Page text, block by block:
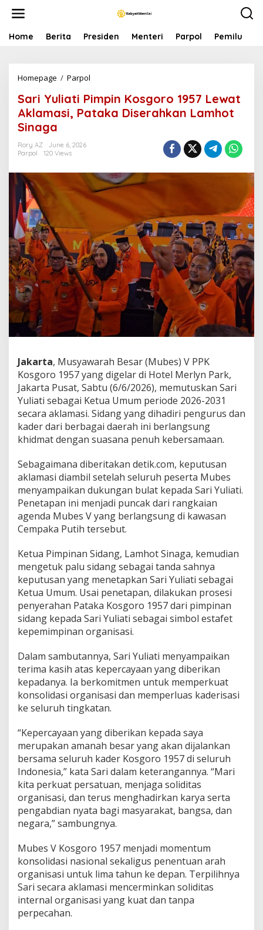
Home Berita Presiden Menteri Parpol Pemilu
Homepage / Parpol
r
i
Y
t
P
i
i
n
K
o
s
g
o
r
o
1
7
L
e
w
a
t
A
k
m
a
s
i
,
P
a
a
k
a
D
i
s
e
r
k
a
n
L
m
o
t
S
i
n
a
g
a
Sari Yuliati Pimpin Kosgoro 1957 Lewat
Aklamasi, Pataka Diserahkan Lamhot
Sinaga
Rory AZ
June 6, 2026
Parpol
120 Views
Jakarta, Musyawarah Besar (Mubes) V PPK
Kosgoro 1957 yang digelar di Hotel Merlyn Park,
Jakarta Pusat, Sabtu (6/6/2026), memutuskan Sari
Yuliati sebagai Ketua Umum periode 2026-2031
secara aklamasi. Sidang yang dihadiri pengurus dan
kader dari berbagai daerah ini berlangsung
khidmat dengan suasana penuh kebersamaan.
Sebagaimana diberitakan detik.com, keputusan
aklamasi diambil setelah seluruh peserta Mubes
menyampaikan dukungan bulat kepada Sari Yuliati.
Penetapan ini menjadi puncak dari rangkaian
agenda Mubes V yang berlangsung di kawasan
Cempaka Putih tersebut.
Ketua Pimpinan Sidang, Lamhot Sinaga, kemudian
mengetuk palu sidang sebagai tanda sahnya
keputusan yang menetapkan Sari Yuliati sebagai
Ketua Umum. Usai penetapan, dilakukan prosesi
penyerahan Pataka Kosgoro 1957 dari pimpinan
sidang kepada Sari Yuliati sebagai simbol estafet
kepemimpinan organisasi.
Dalam sambutannya, Sari Yuliati menyampaikan
terima kasih atas kepercayaan yang diberikan
kepadanya. Ia berkomitmen untuk memperkuat
konsolidasi organisasi dan memperluas kaderisasi
ke seluruh tingkatan.
“Kepercayaan yang diberikan kepada saya
merupakan amanah besar yang akan dijalankan
bersama seluruh kader Kosgoro 1957 di seluruh
Indonesia,” kata Sari dalam keterangannya. “Mari
kita perkuat persatuan, menjaga soliditas
organisasi, dan terus menghadirkan karya serta
pengabdian nyata bagi masyarakat, bangsa, dan
negara,” sambungnya.
Mubes V Kosgoro 1957 menjadi momentum
konsolidasi nasional sekaligus penentuan arah
organisasi untuk lima tahun ke depan. Terpilihnya
Sari secara aklamasi mencerminkan soliditas
internal organisasi yang kuat dan tanpa
perpecahan.